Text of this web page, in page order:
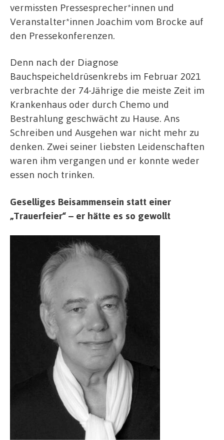
vermissten Pressesprecher*innen und
Veranstalter*innen Joachim vom Brocke auf
den Pressekonferenzen.
Denn nach der Diagnose
Bauchspeicheldrüsenkrebs im Februar 2021
verbrachte der 74-Jährige die meiste Zeit im
Krankenhaus oder durch Chemo und
Bestrahlung geschwächt zu Hause. Ans
Schreiben und Ausgehen war nicht mehr zu
denken. Zwei seiner liebsten Leidenschaften
waren ihm vergangen und er konnte weder
essen noch trinken.
Geselliges Beisammensein statt einer
„Trauerfeier“ – er hätte es so gewollt